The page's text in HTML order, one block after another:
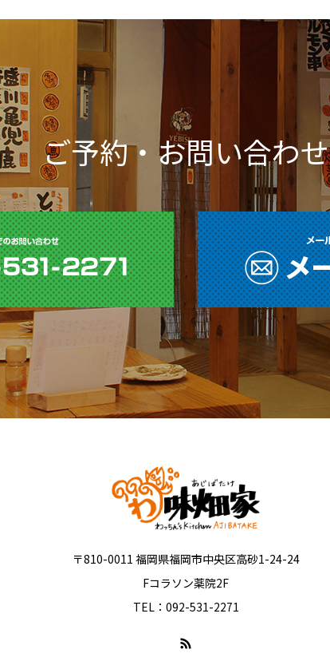
ご予約・お問い合わせ
〒810-0011 福岡県福岡市中央区高砂1-24-24
Fコラソン薬院2F
TEL：092-531-2271